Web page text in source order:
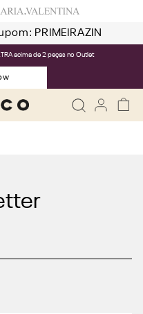
PRIMEIRAZIN
acima de 2 peças no Outlet